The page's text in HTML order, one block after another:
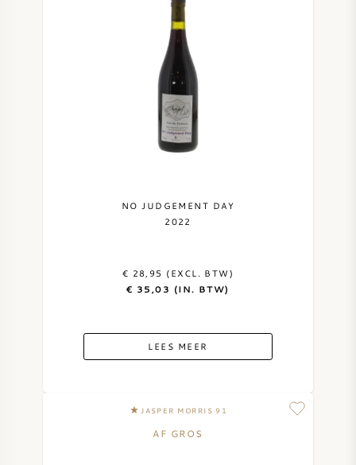
NO JUDGEMENT DAY
2022
€ 28,95 (EXCL. BTW)
€ 35,03 (IN. BTW)
LEES MEER
JASPER MORRIS 91
AF GROS